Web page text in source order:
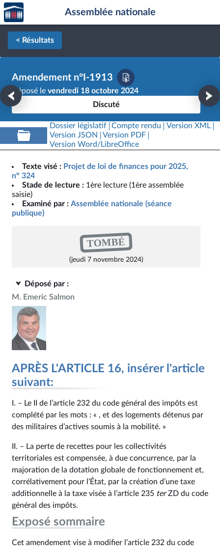
Aller au contenu
Aller en bas de la page
Accèder
à la
page
d'accueil
Assemblée nationale
< Résultats
Amendement n°I-1913
Déposé le vendredi 18 octobre 2024
Discuté
Dossier législatif Compte rendu
Version XML
Version JSON
Version PDF
Version Word/LibreOffice
Texte visé : Projet de loi de finances pour 2025,
n° 324
Stade de lecture : 1ère lecture (1ère assemblée
saisie)
Examiné par : Assemblée nationale (séance
publique)
TOMBÉ
(jeudi 7 novembre 2024)
Déposé par :
M. Emeric Salmon
APRÈS L'ARTICLE 16, insérer l'article
suivant:
I. – Le II de l’article 232 du code général des impôts est
complété par les mots : « , et des logements détenus par
des militaires d’actives soumis à la mobilité. »
II. – La perte de recettes pour les collectivités
territoriales est compensée, à due concurrence, par la
majoration de la dotation globale de fonctionnement et,
corrélativement pour l’État, par la création d’une taxe
additionnelle à la taxe visée à l’article 235 terZD du code
général des impôts.
Exposé sommaire
Cet amendement vise à modifier l’article 232 du code